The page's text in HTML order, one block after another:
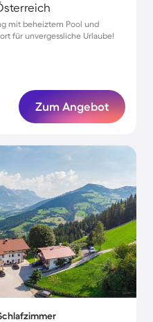
mit beheiztem Pool und
für unvergessliche Urlaube!
Zum Angebot